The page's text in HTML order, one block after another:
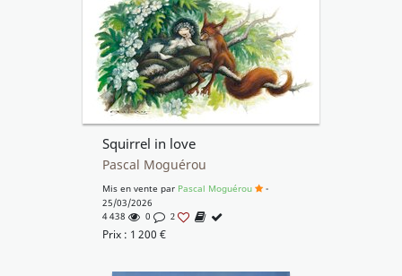
Squirrel in love
Pascal Moguérou
Mis en vente par Pascal Moguérou
-
25/03/2026
4 438
0 2
Prix : 1 200 €